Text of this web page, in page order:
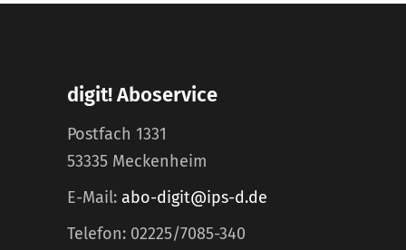
digit! Aboservice
Postfach 1331
53335 Meckenheim
E-Mail: abo-digit@ips-d.de
Telefon: 02225/7085-340